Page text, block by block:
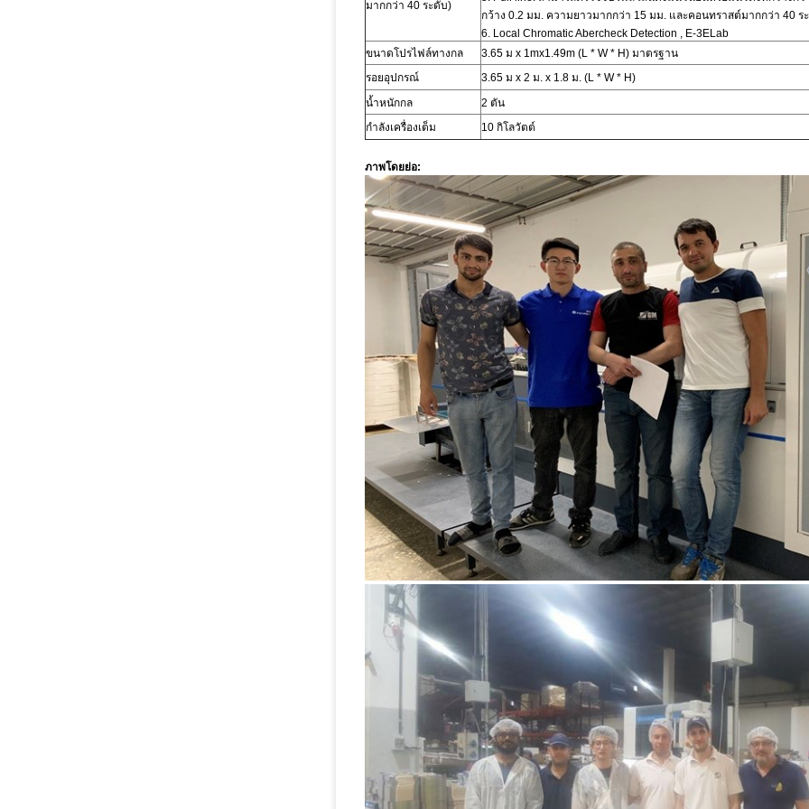
มากกว่า 40 ระดับ)
กว้าง 0.2 มม. ความยาวมากกว่า 15 มม. และคอนทราสต์มากกว่า 40 ร
6. Local Chromatic Abercheck Detection , E-3ELab
ขนาดโปรไฟล์ทางกล
3.65 ม x 1mx1.49m (L * W * H) มาตรฐาน
รอยอุปกรณ์
3.65 ม x 2 ม. x 1.8 ม. (L * W * H)
น้ำหนักกล
2 ตัน
กำลังเครื่องเต็ม
10 กิโลวัตต์
ภาพโดยย่อ: